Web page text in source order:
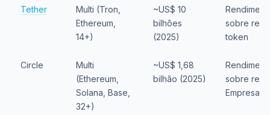
Tether
Multi (Tron,
Ethereum,
14+)
~US$ 10
bilhões
(2025)
sobre
token
Circle
Multi
(Ethereum,
Solana, Base,
32+)
~US$ 1,68
bilhão (2025)
sobre
Empresa